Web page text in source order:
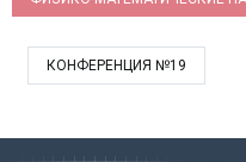
КОНФЕРЕНЦИЯ №19